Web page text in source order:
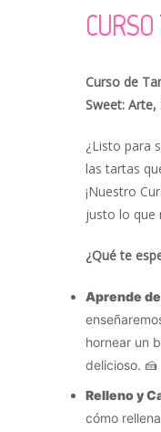
Curso de
Sweet: Arte,
¿Listo para
las tartas
¡Nuestro
justo lo que
¿Qué te
Aprende
hornear un
delicioso. 🍰
Relleno y
cómo